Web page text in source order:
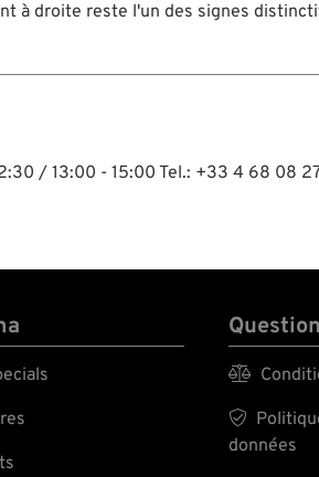
à droite reste l'un des signes
/ 13:00 - 15:00 Tel.: +33 4 68 08 27


données